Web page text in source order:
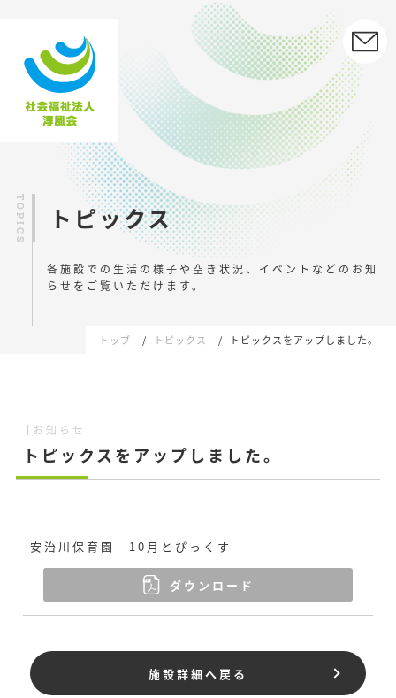
トピックス
各施設での生活の様子や空き状況、イベントなどの お知
らせをご覧いただけます。
トップ トピックス トピックスをアップしました。
お知らせ
トピックスをアップしました。
安治川保育園 10月とぴっくす
ダウンロード
施設詳細へ戻る